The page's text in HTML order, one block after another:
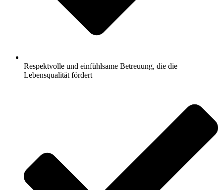
Respektvolle und einfühlsame Betreuung, die die
Lebensqualität fördert